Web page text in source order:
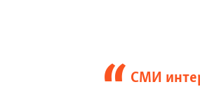
СМИ